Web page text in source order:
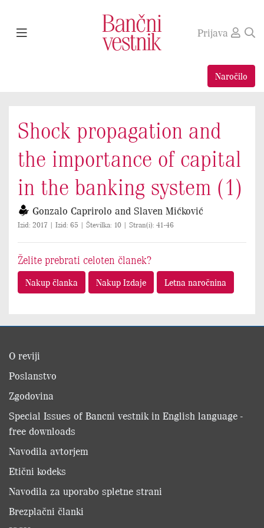
Prijava
Naročilo
Shock propagation and
the importance of capital
in the banking system (1)
Gonzalo Caprirolo and Slaven Mićković
Izid: 2017 | Izid: 65 | Številka: 10 | Stran(i): 41-46
Želite prebrati celoten članek?
Nakup članka Nakup Izdaje Letna naročnina
O reviji
Poslanstvo
Zgodovina
Special Issues of Bancni vestnik in English language -
free downloads
Navodila avtorjem
Etični kodeks
Navodila za uporabo spletne strani
Brezplačni članki